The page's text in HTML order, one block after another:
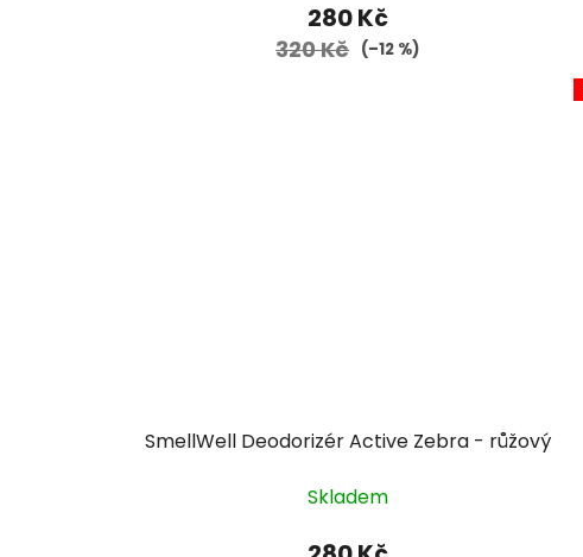
280 Kč
320 Kč (–12 %)
SmellWell Deodorizér Active Zebra - růžový
Skladem